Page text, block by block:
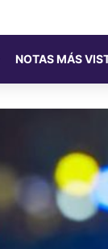
NOTAS MÁS